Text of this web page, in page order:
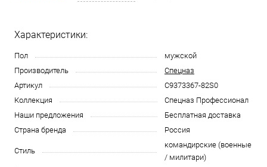
Характеристики:
Пол
мужской
Производитель
Спецназ
Артикул
С9373367-82S0
Коллекция
Спецназ Профессионал
Наши предложения
Бесплатная доставка
Страна бренда
Россия
Стиль
командирские (военные
/ милитари)